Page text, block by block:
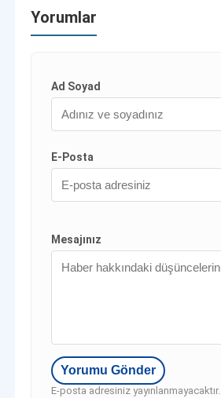
Yorumlar
Ad Soyad
E-Posta
Mesajınız
E-posta adresiniz yayınlanmayacaktır.